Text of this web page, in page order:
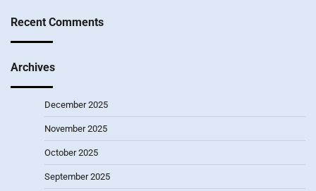
Recent Comments
Archives
December 2025
November 2025
October 2025
September 2025